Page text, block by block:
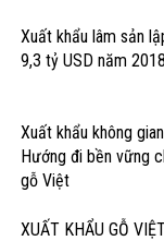
Xuất khẩu lâm sản
9,3 tỷ USD năm 2018
Xuất khẩu không
Hướng đi bền vững
gỗ Việt
XUẤT KHẨU GỖ